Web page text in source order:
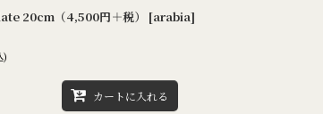
20cm（4,500円＋税） [arabia]
)
カートに入れる